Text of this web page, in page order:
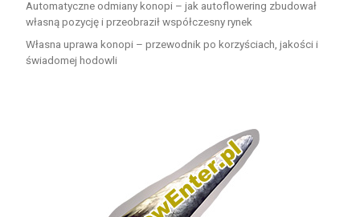
Automatyczne odmiany konopi – jak autoflowering zbudował
własną pozycję i przeobraził współczesny rynek
Własna uprawa konopi – przewodnik po korzyściach, jakości i
świadomej hodowli